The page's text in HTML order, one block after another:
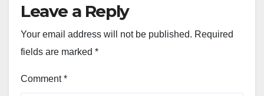
Leave a Reply
Your email address will not be published. Required
fields are marked *
Comment*